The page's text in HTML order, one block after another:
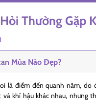
Thường Gặp
Mùa Nào Đẹp?
là điểm đến quanh năm, do
và khí hậu khác nhau, nhưng